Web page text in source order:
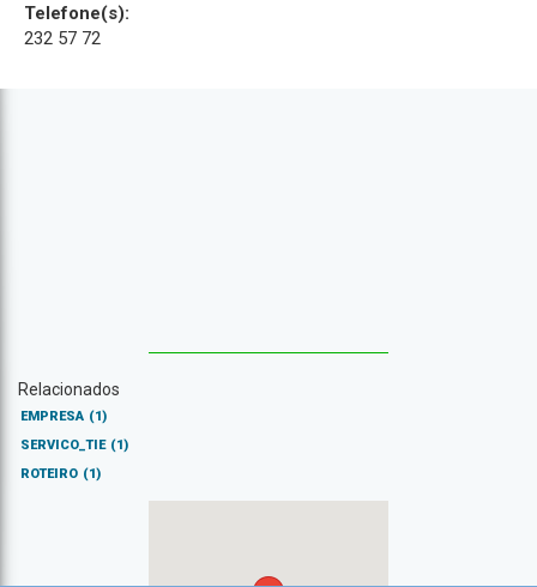
Telefone(s):
232 57 72
Relacionados
EMPRESA (1)
SERVICO_TIE (1)
ROTEIRO (1)